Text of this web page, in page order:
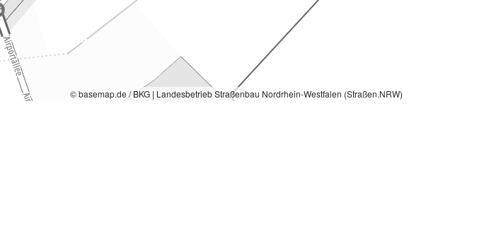
© basemap.de / BKG | Landesbetrieb Straßenbau Nordrhein-Westfalen (Straßen.NRW)